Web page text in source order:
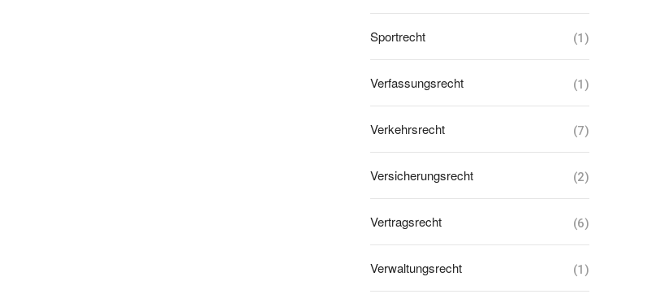
Sportrecht (1)
Verfassungsrecht (1)
Verkehrsrecht (7)
Versicherungsrecht (2)
Vertragsrecht (6)
Verwaltungsrecht (1)